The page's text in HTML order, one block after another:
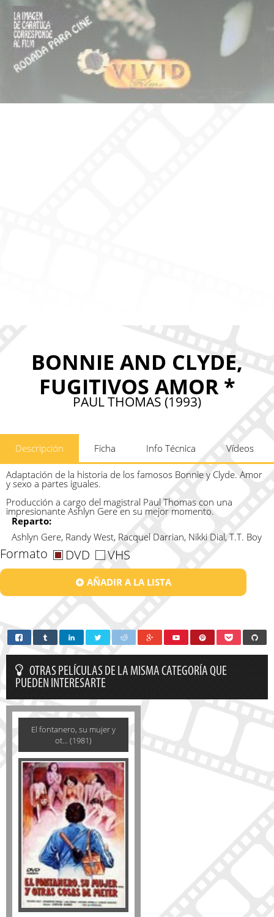
BONNIE AND CLYDE,
FUGITIVOS AMOR *
PAUL THOMAS (1993)
Descripción Ficha Info Técnica Vídeos
Adaptación de la historia de los famosos Bonnie y Clyde. Amor
y sexo a partes iguales.
Producción a cargo del magistral Paul Thomas con una
impresionante Ashlyn Gere en su mejor momento.
Reparto:
Ashlyn Gere, Randy West, Racquel Darrian, Nikki Dial, T.T. Boy
Formato DVD VHS
AÑADIR A LA LISTA
OTRAS PELÍCULAS DE LA MISMA CATEGORÍA QUE
PUEDEN INTERESARTE
El fontanero, su mujer y
ot... (1981)